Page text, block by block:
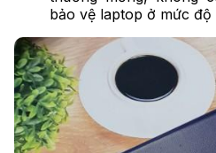
bảo vệ laptop ở mức độ